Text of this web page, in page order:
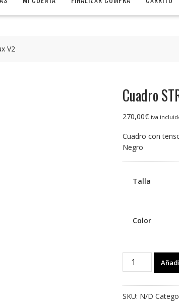
V2
Cuadro
270,00€ iva
Cuadro con
Negro
Talla
Color
Cuadro
STRANGER
cantidad
SKU: N/D